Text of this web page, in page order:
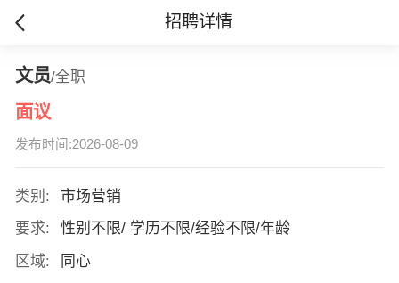
招聘详情
文员/全职
面议
发布时间:2026-08-09
类别:
市场营销
要求:
性别不限/ 学历不限/经验不限/年龄
区域:
同心